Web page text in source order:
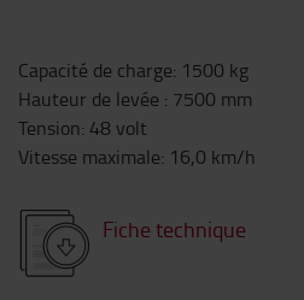
Capacité de charge: 1500 kg
Hauteur de levée : 7500 mm
Tension: 48 volt
Vitesse maximale: 16,0 km/h
Fiche technique